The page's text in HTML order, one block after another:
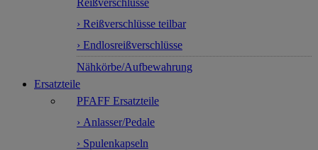
Reißverschlüsse
› Reißverschlüsse teilbar
› Endlosreißverschlüsse
Nähkörbe/Aufbewahrung
Ersatzteile
PFAFF Ersatzteile
› Anlasser/Pedale
› Spulenkapseln